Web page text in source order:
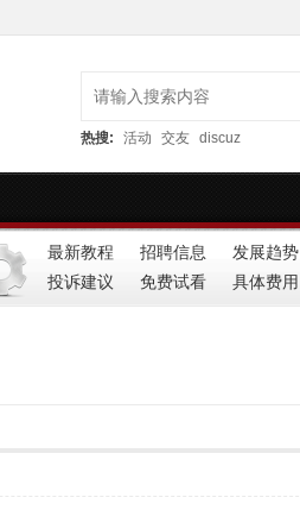
热搜: 活动 交友 discuz
最新教程 招聘信息 发展趋势
投诉建议
免费试看 具体费用